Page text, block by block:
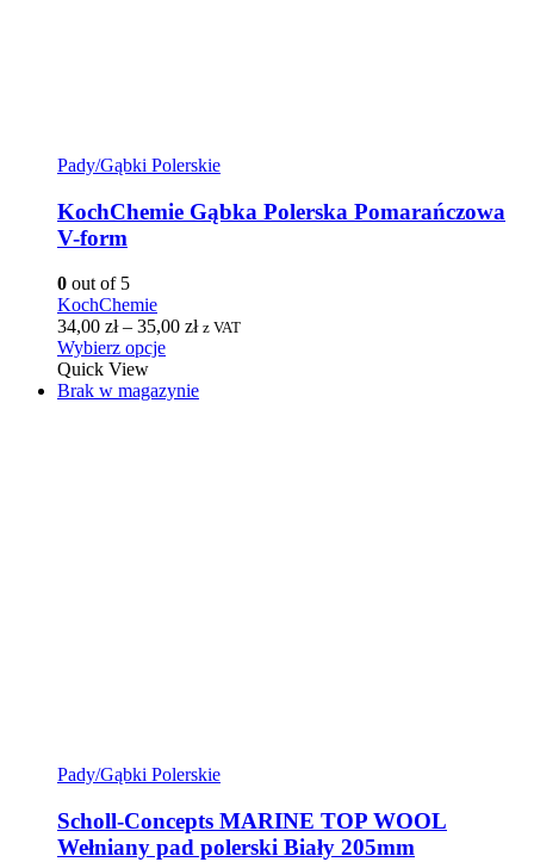
Pady/Gąbki Polerskie
KochChemie Gąbka Polerska Pomarańczowa
V-form
0 out of 5
KochChemie
34,00 zł– 35,00 zł z VAT
Wybierz opcje
Quick View
Brak w magazynie
Pady/Gąbki Polerskie
Scholl-Concepts MARINE TOP WOOL
Wełniany pad polerski Biały 205mm